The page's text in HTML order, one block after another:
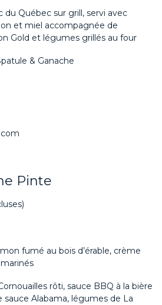
Québec sur grill, servi avec
et miel accompagnée de
Gold et légumes grillés au four
& Ganache
Pinte
fumé au bois d’érable, crème
rôti, sauce BBQ à la bière
sauce Alabama, légumes de La